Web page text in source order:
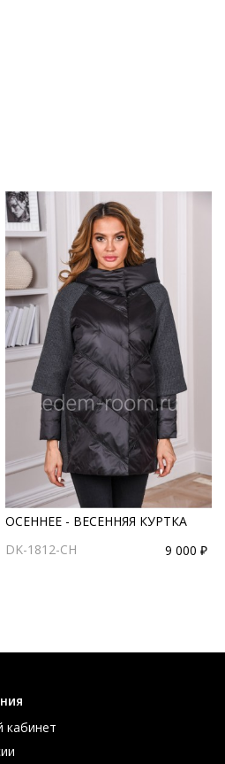
ОСЕННЕЕ - ВЕСЕННЯЯ КУРТКА
DK-1812-CH
9 000 ₽
кабинет